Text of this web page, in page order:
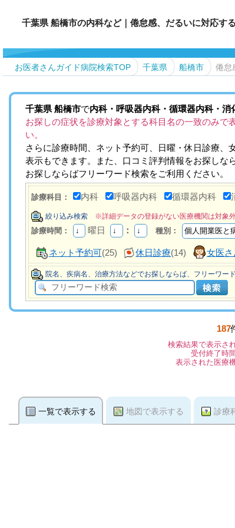
千葉県 船橋市の内科など｜倦怠感、だるいに対応す
お医者さんガイド病院検索TOP 千葉県 船橋市 倦怠
千葉県 船橋市で内科・呼吸器内科・循環器内科・消
お探しの症状を診療対象とする科目名の一致のみで
い。
さらに診療時間、ネット予約可、日曜・休日診療
表示もできます。また、口コミ評判情報をお探しな
お探しならばフリーワード検索をご利用ください。
診療科目： 内科 呼吸器内科 循環器内科
絞り込み検索 ※詳細データの登録がない医療機関は対
診療時間： 曜日 ： 種別：
ネット予約可(25) 休日診療(14) 女医さ
院名、疾病名、治療方法などでお探しならば、フリーワー
187
検索結果で表示さ
受付終了時
表示された医療
一覧で表示する 地図で表示する 診療